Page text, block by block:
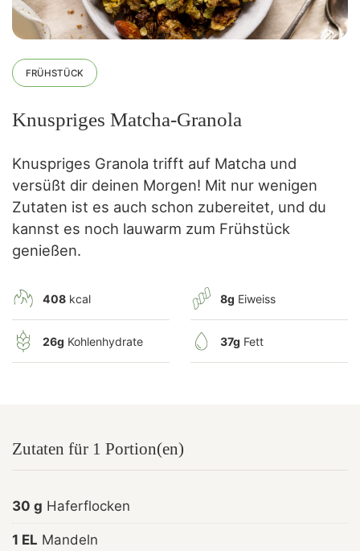
FRÜHSTÜCK
Knuspriges Matcha-Granola
Knuspriges Granola trifft auf Matcha und
versüßt dir deinen Morgen! Mit nur wenigen
Zutaten ist es auch schon zubereitet, und du
kannst es noch lauwarm zum Frühstück
genießen.
408 kcal 8g Eiweiss
26g Kohlenhydrate 37g Fett
Zutaten für 1 Portion(en)
30 g Haferflocken
1 EL Mandeln